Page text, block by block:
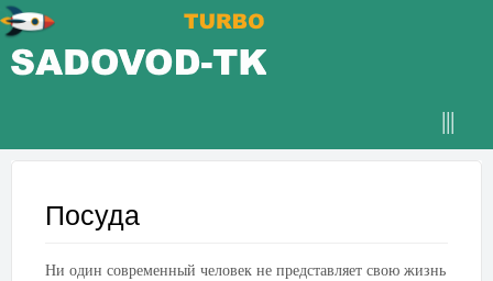
Посуда
Ни один современный человек не представляет свою жизнь